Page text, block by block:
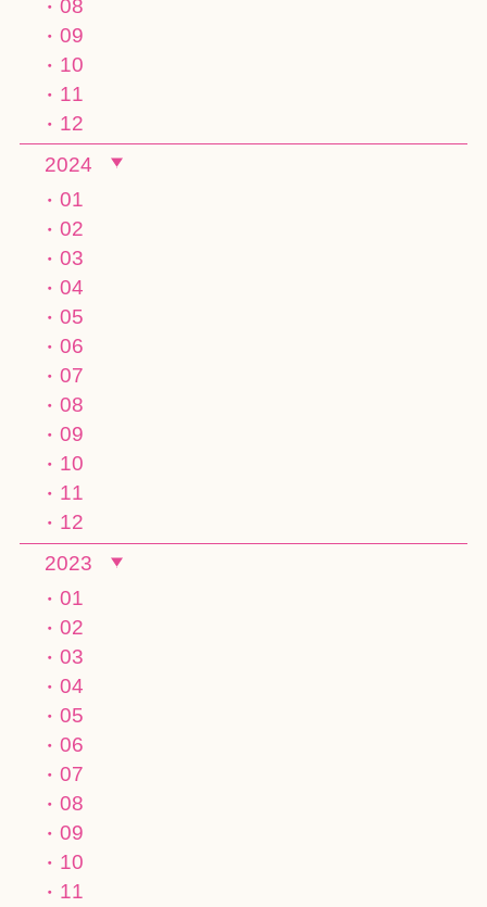
08
09
10
11
12
2024
01
02
03
04
05
06
07
08
09
10
11
12
2023
01
02
03
04
05
06
07
08
09
10
11